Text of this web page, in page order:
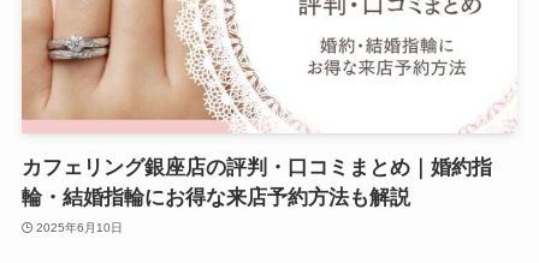
カフェリング銀座店の評判・口コミまとめ｜婚約指
輪・結婚指輪にお得な来店予約方法も解説
2025年6月10日